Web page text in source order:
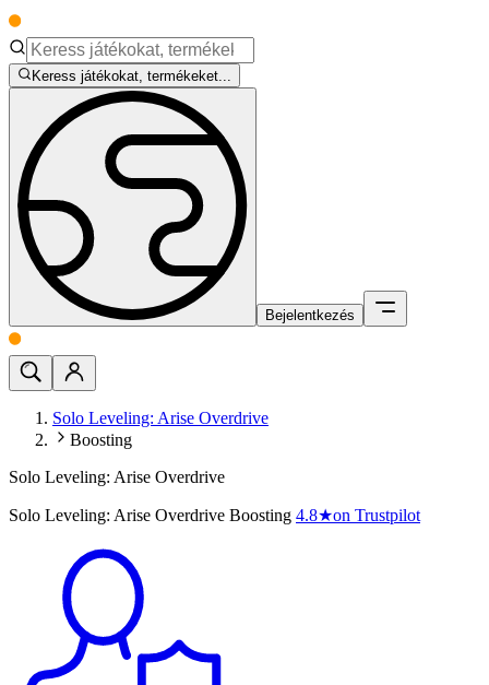
Keress játékokat, termékeket...
Bejelentkezés
Solo Leveling: Arise Overdrive
Boosting
Solo Leveling: Arise Overdrive
Solo Leveling: Arise Overdrive Boosting 4.8★on Trustpilot